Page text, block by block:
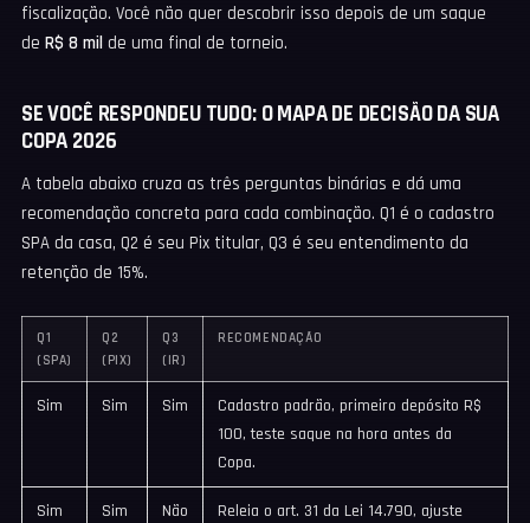
fiscalização. Você não quer descobrir isso depois de um saque
de R$ 8 mil de uma final de torneio.
SE VOCÊ RESPONDEU TUDO: O MAPA DE DECISÃO DA SUA
COPA 2026
A tabela abaixo cruza as três perguntas binárias e dá uma
recomendação concreta para cada combinação. Q1 é o cadastro
SPA da casa, Q2 é seu Pix titular, Q3 é seu entendimento da
retenção de 15%.
Q1
(SPA)
Q2
(PIX)
Q3
(IR)
RECOMENDAÇÃO
Sim Sim Sim
Cadastro padrão, primeiro depósito R$
100, teste saque na hora antes da
Copa.
Sim Sim Não
Releia o art. 31 da Lei 14.790, ajuste